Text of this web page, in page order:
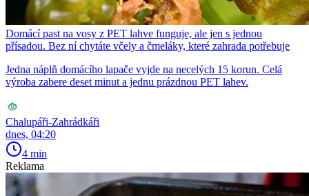
Domácí past na vosy z PET lahve funguje, ale jen s jednou
přísadou. Bez ní chytáte včely a čmeláky, které zahrada potřebuje
Jedna náplň domácího lapače vyjde na necelých 15 korun. Celá
výroba zabere deset minut a jednu prázdnou PET lahev.
Chalupáři-Zahrádkáři
dnes, 04:20
4 min
Reklama